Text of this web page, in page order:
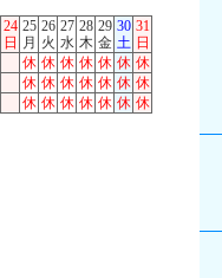
24
日
25
月
26
火
27
水
28
木
29
金
30
土
31
日
休 休 休 休 休 休 休
休 休 休 休 休 休 休
休 休 休 休 休 休 休